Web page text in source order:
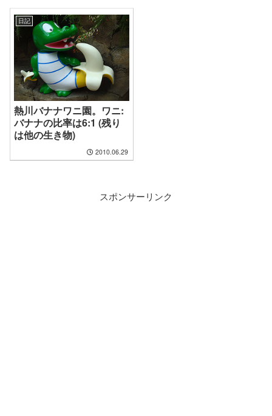
日記
熱川バナナワニ園。ワニ:
バナナの比率は6:1 (残り
は他の生き物)
2010.06.29
スポンサーリンク